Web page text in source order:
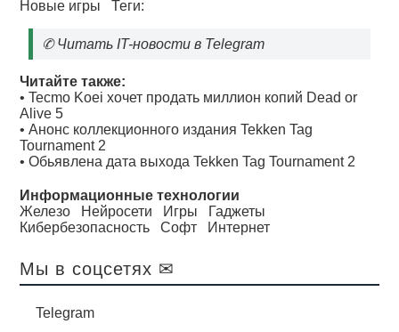
Новые игры Теги:
✆Читать IT-новости в Telegram
Читайте также:
•Tecmo Koei хочет продать миллион копий Dead or
Alive 5
•Анонс коллекционного издания Tekken Tag
Tournament 2
•Обьявлена дата выхода Tekken Tag Tournament 2
Информационные технологии
Железо
Нейросети Игры
Гаджеты
Кибербезопасность
Софт Интернет
Мы в соцсетях ✉
Telegram